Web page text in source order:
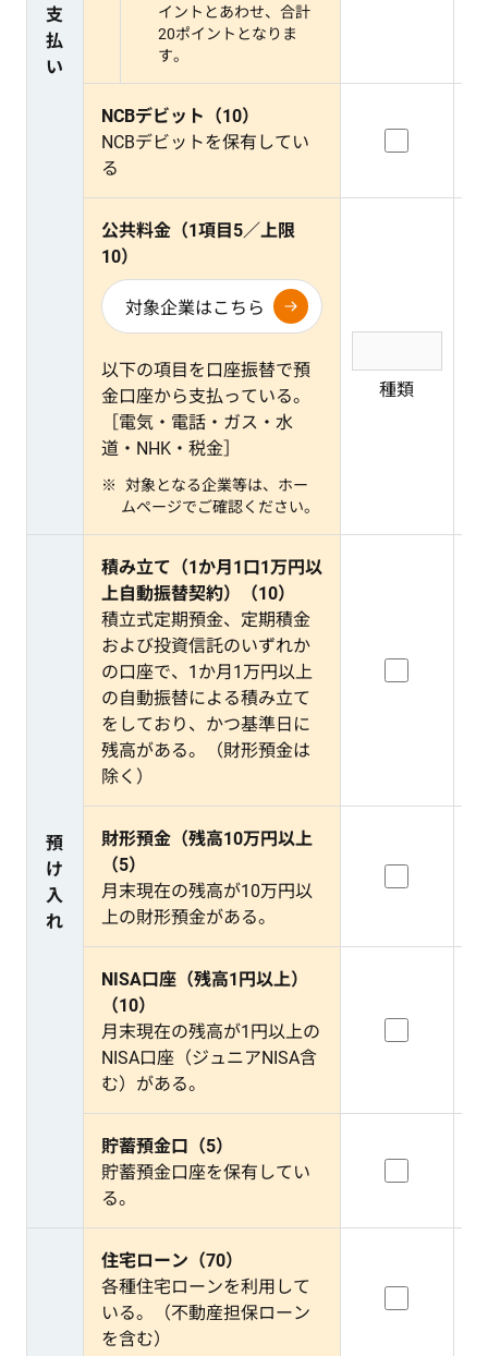
支
払
い
イントとあわせ、合計
20ポイントとなりま
す。
NCBデビット（10）
NCBデビットを保有してい
る
公共料金（1項目5／上限
10）
対象企業はこちら
以下の項目を口座振替で預
金口座から支払っている。
［電気・電話・ガス・水
道・NHK・税金］
対象となる企業等は、ホー
ムページでご確認ください。
種類
預
け
入
れ
積み立て（1か月1口1万円以
上自動振替契約）（10）
積立式定期預金、定期積金
および投資信託のいずれか
の口座で、1か月1万円以上
の自動振替による積み立て
をしており、かつ基準日に
残高がある。（財形預金は
除く）
財形預金（残高10万円以上
（5）
月末現在の残高が10万円以
上の財形預金がある。
NISA口座（残高1円以上）
（10）
月末現在の残高が1円以上の
NISA口座（ジュニアNISA含
む）がある。
貯蓄預金口（5）
貯蓄預金口座を保有してい
る。
住宅ローン（70）
各種住宅ローンを利用して
いる。（不動産担保ローン
を含む）